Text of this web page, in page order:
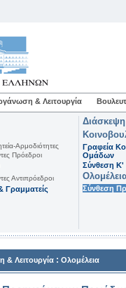
& Λειτουργία
Αρμοδιότητες
Πρόεδροι
Αντιπρόεδροι
Γραμματείς
Γραφεία
Ομάδων
Σύνθεση K'
Σύνθεση
Λειτουργία : Ολομέλεια